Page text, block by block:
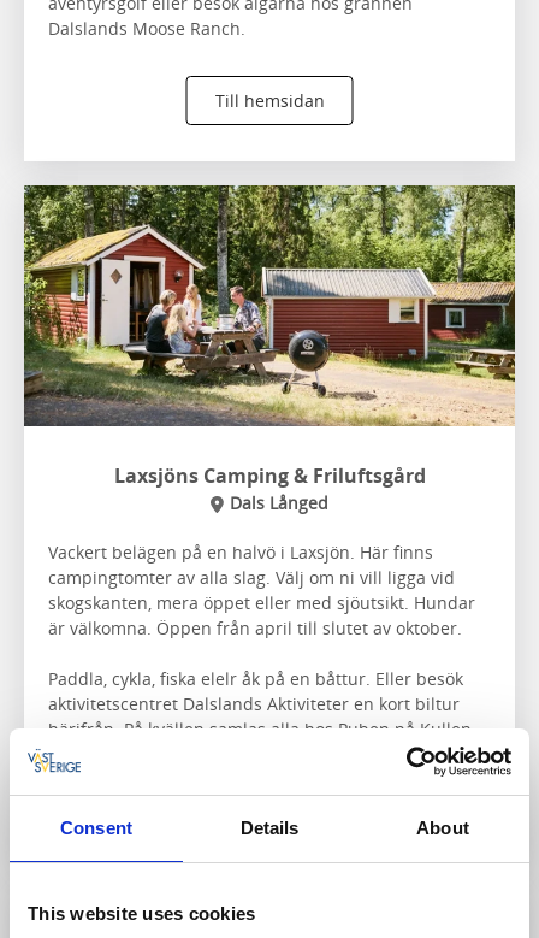
Consent Details About
This website uses cookies
Dalslands Moose Ranch.
Till hemsidan
Laxsjöns Camping & Friluftsgård
Dals Långed
Vackert belägen på en halvö i Laxsjön. Här finns
campingtomter av alla slag. Välj om ni vill ligga vid
skogskanten, mera öppet eller med sjöutsikt. Hundar
är välkomna. Öppen från april till slutet av oktober.
Paddla, cykla, fiska elelr åk på en båttur. Eller besök
aktivitetscentret Dalslands Aktiviteter en kort biltur
härifrån. På kvällen samlas alla hos Puben på Kullen.
Till hemsidan